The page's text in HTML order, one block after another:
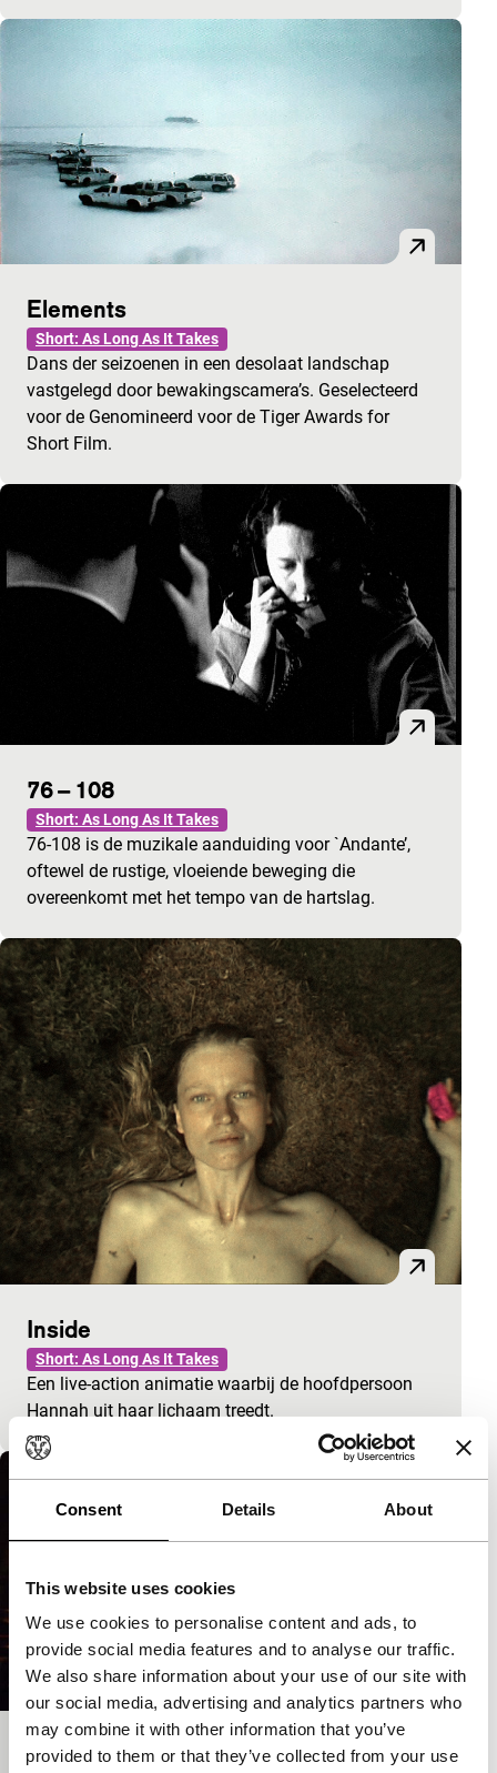
Consent Details About
This website uses cookies
We use cookies to personalise content and ads, to
provide social media features and to analyse our traffic.
We also share information about your use of our site with
our social media, advertising and analytics partners who
may combine it with other information that you’ve
provided to them or that they’ve collected from your use
Elements
Short: As Long As It Takes
Dans der seizoenen in een desolaat landschap
vastgelegd door bewakingscamera’s. Geselecteerd
voor de Genomineerd voor de Tiger Awards for
Short Film.
76 – 108
Short: As Long As It Takes
76-108 is de muzikale aanduiding voor `Andante’,
oftewel de rustige, vloeiende beweging die
overeenkomt met het tempo van de hartslag.
Inside
Short: As Long As It Takes
Een live-action animatie waarbij de hoofdpersoon
Hannah uit haar lichaam treedt.
The Mechanicals